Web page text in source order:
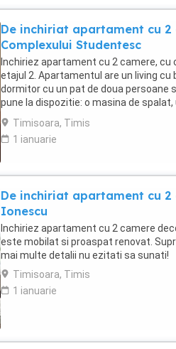
De inchiriat apartament cu 2
Complexului Studentesc
Inchiriez apartament cu 2 camere, cu
etajul 2. Apartamentul are un living cu
dormitor cu un pat de doua persoane
pune la dispozitie: o masina de
de parcare pentru masina ...
Timisoara, Timis
1 ianuarie
De inchiriat apartament cu 2
Ionescu
Inchiriez apartament cu 2 camere
este mobilat si proaspat renovat.
mai multe detalii nu ezitati sa sunati!
Timisoara, Timis
1 ianuarie